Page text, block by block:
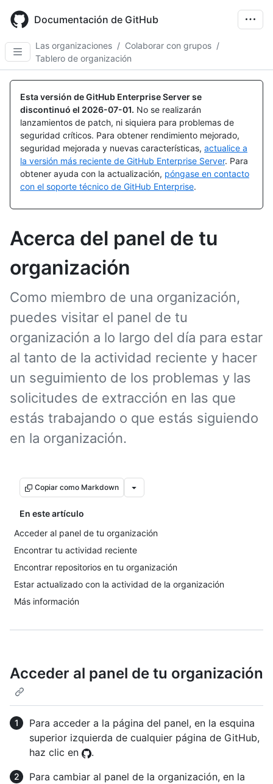
main
content
Documentación de GitHub
Las organizaciones / Colaborar con grupos /
Tablero de organización
Esta versión de GitHub Enterprise Server se
discontinuó el 2026-07-01. No se realizarán
lanzamientos de patch, ni siquiera para problemas de
seguridad críticos. Para obtener rendimiento mejorado,
seguridad mejorada y nuevas características, actualice a
la versión más reciente de GitHub Enterprise Server. Para
obtener ayuda con la actualización, póngase en contacto
con el soporte técnico de GitHub Enterprise.
Acerca del panel de tu
organización
Como miembro de una organización,
puedes visitar el panel de tu
organización a lo largo del día para estar
al tanto de la actividad reciente y hacer
un seguimiento de los problemas y las
solicitudes de extracción en las que
estás trabajando o que estás siguiendo
en la organización.
Copiar como Markdown
En este artículo
Acceder al panel de tu organización
Encontrar tu actividad reciente
Encontrar repositorios en tu organización
Estar actualizado con la actividad de la organización
Más información
Acceder al panel de tu organización
Para acceder a la página del panel, en la esquina
superior izquierda de cualquier página de GitHub,
haz clic en
.
Para cambiar al panel de la organización, en la